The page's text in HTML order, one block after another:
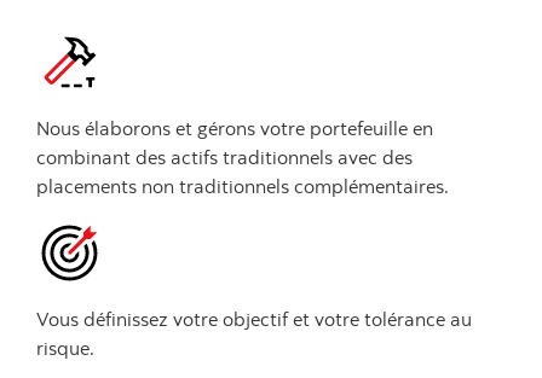
Nous élaborons et gérons votre portefeuille en
combinant des actifs traditionnels avec des
placements non traditionnels complémentaires.
Vous définissez votre objectif et votre tolérance au
risque.